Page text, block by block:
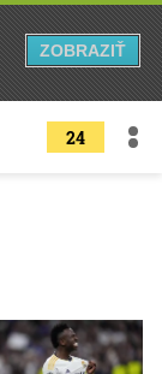
24
ZOBRAZIŤ